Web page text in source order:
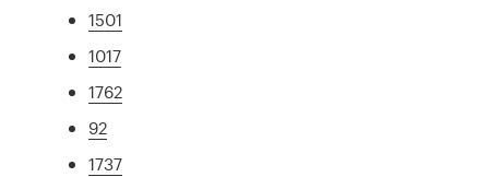
1501
1017
1762
92
1737